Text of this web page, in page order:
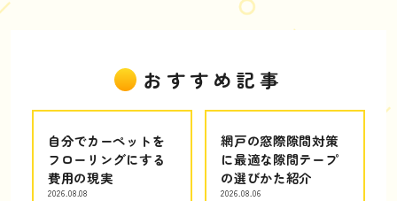
おすすめ記事
自分でカーペットを
フローリングにする
費用の現実
2026.08.08
網戸の窓際隙間対策
に最適な隙間テープ
の選びかた紹介
2026.08.06